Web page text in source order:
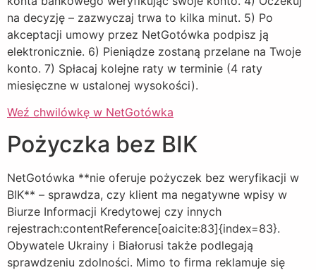
na decyzję – zazwyczaj trwa to kilka minut. 5) Po
akceptacji umowy przez NetGotówka podpisz ją
elektronicznie. 6) Pieniądze zostaną przelane na Twoje
konto. 7) Spłacaj kolejne raty w terminie (4 raty
miesięczne w ustalonej wysokości).
Weź chwilówkę w NetGotówka
Pożyczka bez BIK
NetGotówka **nie oferuje pożyczek bez weryfikacji w
BIK** – sprawdza, czy klient ma negatywne wpisy w
Biurze Informacji Kredytowej czy innych
rejestrach:contentReference[oaicite:83]{index=83}.
Obywatele Ukrainy i Białorusi także podlegają
sprawdzeniu zdolności. Mimo to firma reklamuje się